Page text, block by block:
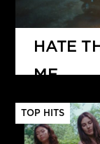
HATE
ME
ARIANA
TOP HITS